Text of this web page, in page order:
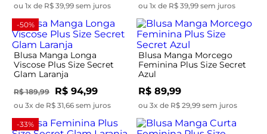
ou 1x de R$ 39,99 sem juros ou 1x de R$ 39,99 sem juros
-50%
Blusa Manga Longa
Viscose Plus Size Secret
Glam Laranja
R$ 189,99 R$ 94,99
ou 3x de R$ 31,66 sem juros
Blusa Manga Morcego
Feminina Plus Size Secret
Azul
R$ 89,99
ou 3x de R$ 29,99 sem juros
-33%